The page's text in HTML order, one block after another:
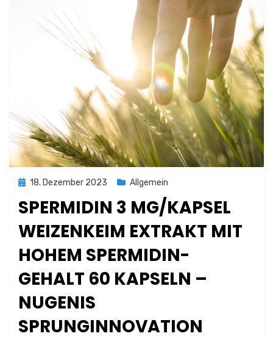
Posted
18. Dezember 2023 Allgemein
SPERMIDIN 3 MG/KAPSEL
WEIZENKEIM EXTRAKT MIT
HOHEM SPERMIDIN-
GEHALT 60 KAPSELN –
NUGENIS
SPRUNGINNOVATION